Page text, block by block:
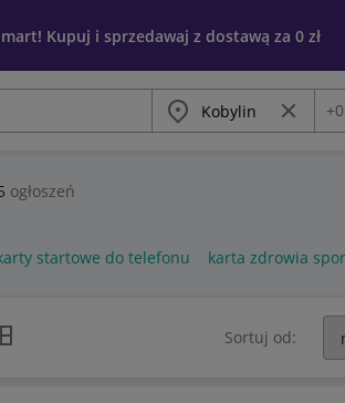
Kupuj i sprzedawaj z dostawą za 0 zł
Miasto Wyczyść
+0
ogłoszeń
startowe do telefonu karta zdrowia
siatki Sortuj od: